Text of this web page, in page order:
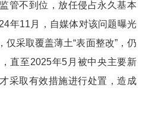
管不到位，放任侵占永久基本
年11月，自媒体对该问题曝光
仅采取覆盖薄土“表面整改”，仍
直至2025年5月被中央主要新
采取有效措施进行处置，造成